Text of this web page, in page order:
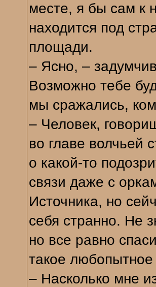
месте, я бы сам к
находится под
площади.
– Ясно, –
Возможно тебе
мы сражались,
– Человек,
во главе
о какой-то
связи даже с
Источника, но
себя странно. Не
но все равно
такое
– Насколько мне